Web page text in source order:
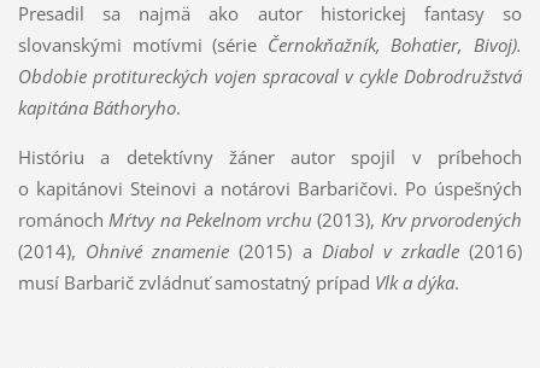
Presadil sa najmä ako autor historickej fantasy so
slovanskými motívmi (série Černokňažník, Bohatier, Bivoj).
Obdobie protitureckých vojen spracoval v cykleDobrodružstvá
kapitána Báthoryho.
Históriu a detektívny žáner autor spojil v príbehoch
o kapitánovi Steinovi a notárovi Barbaričovi. Po úspešných
románochMŕtvy na Pekelnom vrchu (2013), Krv prvorodených
(2014), Ohnivé znamenie (2015) a Diabol v zrkadle(2016)
musí Barbarič zvládnuť samostatný prípad Vlk a dýka.